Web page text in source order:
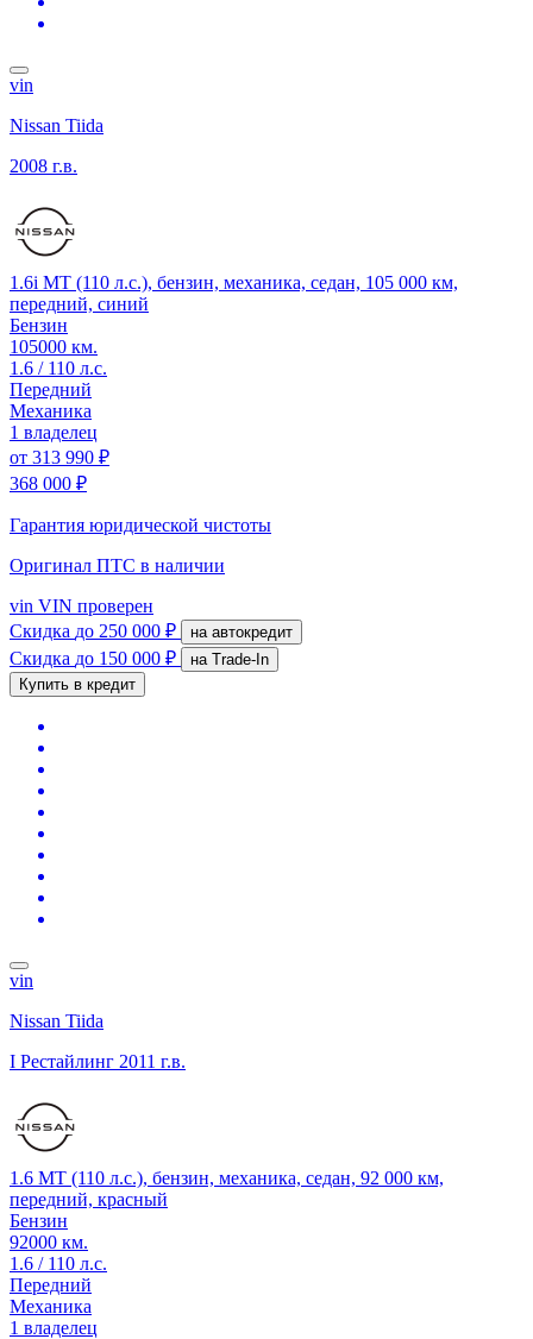
vin
Nissan Tiida
2008 г.в.
1.6i MT (110 л.с.), бензин, механика, седан, 105 000 км,
передний, синий
Бензин
105000 км.
1.6 / 110 л.с.
Передний
Механика
1 владелец
от 313 990 ₽
368 000 ₽
Гарантия юридической чистоты
Оригинал ПТС в наличии
vin VIN проверен
Скидка до 250 000 ₽ на автокредит
Скидка до 150 000 ₽
на Trade-In
Купить в кредит
vin
Nissan Tiida
I Рестайлинг 2011 г.в.
1.6 MT (110 л.с.), бензин, механика, седан, 92 000 км,
передний, красный
Бензин
92000 км.
1.6 / 110 л.с.
Передний
Механика
1 владелец